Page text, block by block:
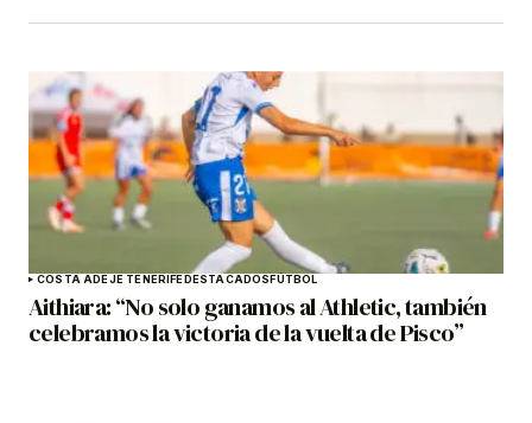
COSTA ADEJE TENERIFEDESTACADOSFÚTBOL
Aithiara: “No solo ganamos al Athletic, también
celebramos la victoria de la vuelta de Pisco”